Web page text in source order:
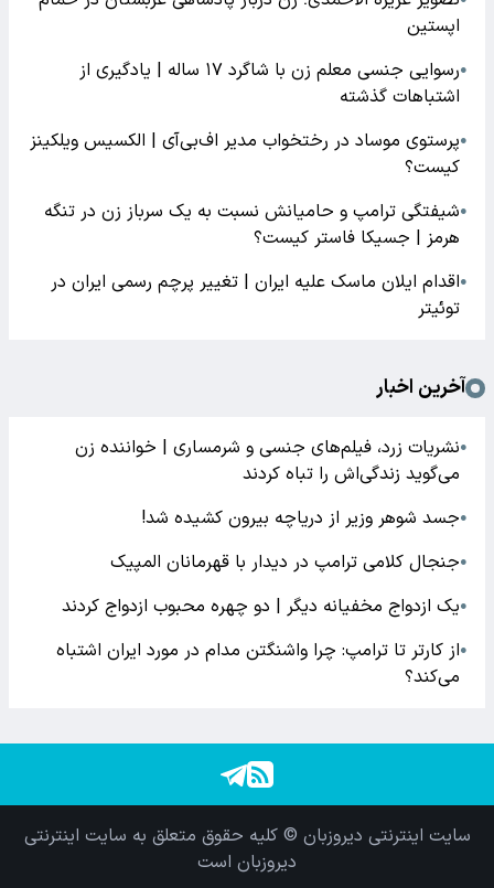
اپستین
●
رسوایی جنسی معلم زن با شاگرد ۱۷ ساله | یادگیری از
اشتباهات گذشته
●پرستوی موساد در رختخواب مدیر اف‌بی‌آی | الکسیس ویلکینز
کیست؟
●شیفتگی ترامپ و حامیانش نسبت به یک سرباز زن در تنگه
هرمز | جسیکا فاستر کیست؟
●اقدام ایلان ماسک علیه ایران | تغییر پرچم رسمی ایران در
توئیتر
آخرین اخبار
●نشریات زرد، فیلم‌های جنسی و شرمساری | خواننده زن
می‌گوید زندگی‌اش را تباه کردند
●جسد شوهر وزیر از دریاچه بیرون کشیده شد!
●جنجال کلامی ترامپ در دیدار با قهرمانان المپیک
●یک ازدواج مخفیانه دیگر | دو چهره محبوب ازدواج کردند
●از کارتر تا ترامپ: چرا واشنگتن مدام در مورد ایران اشتباه
می‌کند؟
سایت اینترنتی دیروزبان © کلیه حقوق متعلق به سایت اینترنتی
دیروزبان است